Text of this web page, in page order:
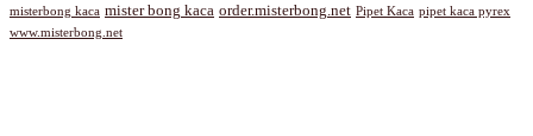
misterbong kaca mister bong kaca order.misterbong.net Pipet Kaca pipet kaca pyrex
www.misterbong.net